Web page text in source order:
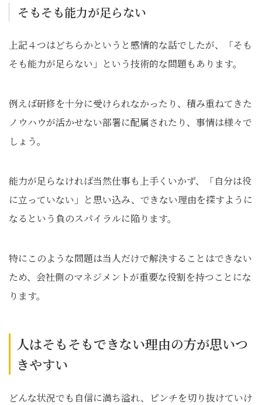
そもそも能力が足らない
上記４つはどちらかというと感情的な話でしたが、「そも
そも能力が足らない」という技術的な問題もあります。
例えば研修を十分に受けられなかったり、積み重ねてきた
ノウハウが活かせない部署に配属されたり、事情は様々で
しょう。
能力が足らなければ当然仕事も上手くいかず、「自分は役
に立っていない」と思い込み、できない理由を探すように
なるという負のスパイラルに陥ります。
特にこのような問題は当人だけで解決することはできない
ため、会社側のマネジメントが重要な役割を持つことにな
ります。
人はそもそもできない理由の方が思いつ
きやすい
どんな状況でも自信に満ち溢れ、ピンチを切り抜けていけ